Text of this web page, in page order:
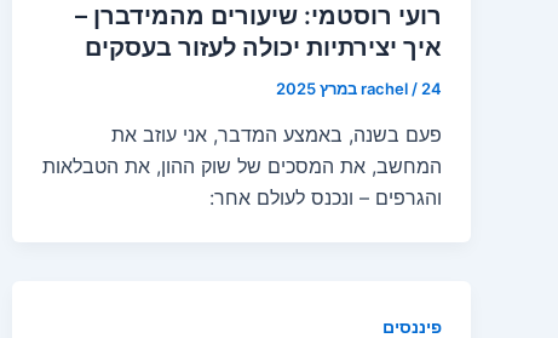
רועי רוסטמי: שיעורים מהמידברן –
איך יצירתיות יכולה לעזור בעסקים
rachel / 24 במרץ 2025
פעם בשנה, באמצע המדבר, אני עוזב את
המחשב, את המסכים של שוק ההון, את הטבלאות
והגרפים – ונכנס לעולם אחר:
פיננסים